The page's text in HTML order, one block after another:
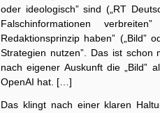
oder ideologisch” sind („RT
Falschinformationen
Redaktionsprinzip haben” („Bild”
Strategien nutzen”. Das ist schon
nach eigener Auskunft die „Bild”
OpenAI hat. […]
Das klingt nach einer klaren